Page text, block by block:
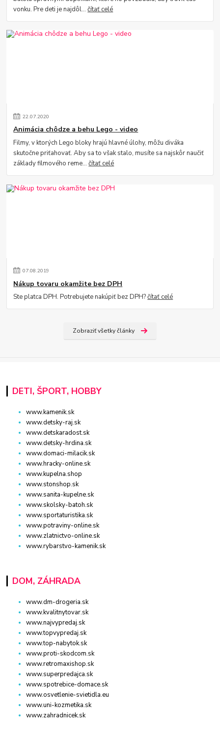
vonku. Pre deti je najdôl...čítať celé
22.07.2020
Animácia chôdze a behu Lego - video
Filmy, v ktorých Lego bloky hrajú hlavné úlohy, môžu diváka
skutočne priťahovať. Aby sa to však stalo, musíte sa najskôr naučiť
základy filmového reme...čítať celé
07.08.2019
Nákup tovaru okamžite bez DPH
Ste platca DPH. Potrebujete nakúpiť bez DPH?čítať celé
Zobraziť všetky články
DETI, ŠPORT, HOBBY
www.kamenik.sk
www.detsky-raj.sk
www.detskaradost.sk
www.detsky-hrdina.sk
www.domaci-milacik.sk
www.hracky-online.sk
www.kupelna.shop
www.stonshop.sk
www.sanita-kupelne.sk
www.skolsky-batoh.sk
www.sportaturistika.sk
www.potraviny-online.sk
www.zlatnictvo-online.sk
www.rybarstvo-kamenik.sk
DOM, ZÁHRADA
www.dm-drogeria.sk
www.kvalitnytovar.sk
www.najvypredaj.sk
www.topvypredaj.sk
www.top-nabytok.sk
www.proti-skodcom.sk
www.retromaxishop.sk
www.superpredajca.sk
www.spotrebice-domace.sk
www.osvetlenie-svietidla.eu
www.uni-kozmetika.sk
www.zahradnicek.sk